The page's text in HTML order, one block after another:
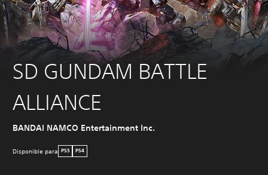
SD GUNDAM BATTLE
ALLIANCE
BANDAI NAMCO Entertainment Inc.
Disponible para PS5 PS4